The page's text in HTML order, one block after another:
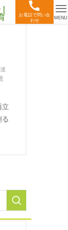
お電話で問い合
わせ
MENU